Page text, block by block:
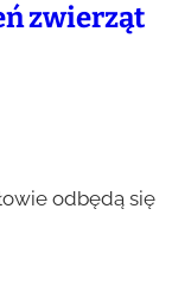
zwierząt
odbędą się